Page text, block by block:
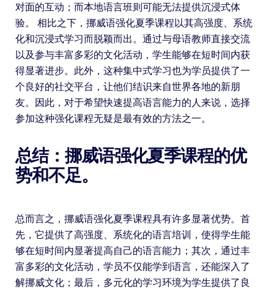
对面的互动；而本地语言班则可能无法提供沉浸式体
验。 相比之下，挪威语强化夏季课程以其高强度、系统
化和沉浸式学习而脱颖而出。通过与母语教师直接交流
以及参与丰富多彩的文化活动，学生能够在短时间内获
得显著进步。此外，这种集中式学习也为学员提供了一
个良好的社交平台，让他们结识来自世界各地的新朋
友。因此，对于希望快速提高语言能力的人来说，选择
参加这种强化课程无疑是最有效的方法之一。
总结：挪威语强化夏季课程的优
势和不足。
总而言之，挪威语强化夏季课程具有许多显著优势。首
先，它提供了高强度、系统化的语言培训，使得学生能
够在短时间内显著提高自己的语言能力；其次，通过丰
富多彩的文化活动，学员不仅能学到语言，还能深入了
解挪威文化；最后，多元化的学习环境为学生提供了良